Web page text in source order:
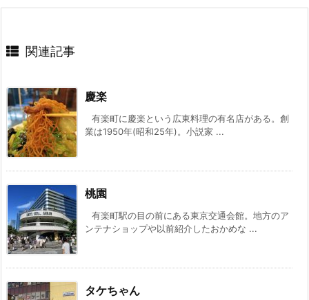
関連記事
慶楽
有楽町に慶楽という広東料理の有名店がある。創
業は1950年(昭和25年)。小説家 ...
桃園
有楽町駅の目の前にある東京交通会館。地方のア
ンテナショップや以前紹介したおかめな ...
タケちゃん